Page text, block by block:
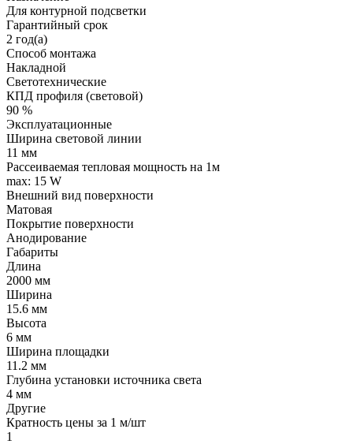
Для контурной подсветки
Гарантийный срок
2 год(а)
Способ монтажа
Накладной
Светотехнические
КПД профиля (cветовой)
90 %
Эксплуатационные
Ширина световой линии
11 мм
Рассеиваемая тепловая мощность на 1м
max: 15 W
Внешний вид поверхности
Матовая
Покрытие поверхности
Анодирование
Габариты
Длина
2000 мм
Ширина
15.6 мм
Высота
6 мм
Ширина площадки
11.2 мм
Глубина установки источника света
4 мм
Другие
Кратность цены за 1 м/шт
1